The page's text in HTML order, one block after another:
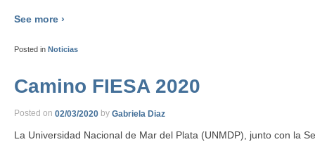
See more ›
Posted in Noticias
Camino FIESA 2020
Posted on 02/03/2020 by Gabriela Diaz
La Universidad Nacional de Mar del Plata (UNMDP), junto con la